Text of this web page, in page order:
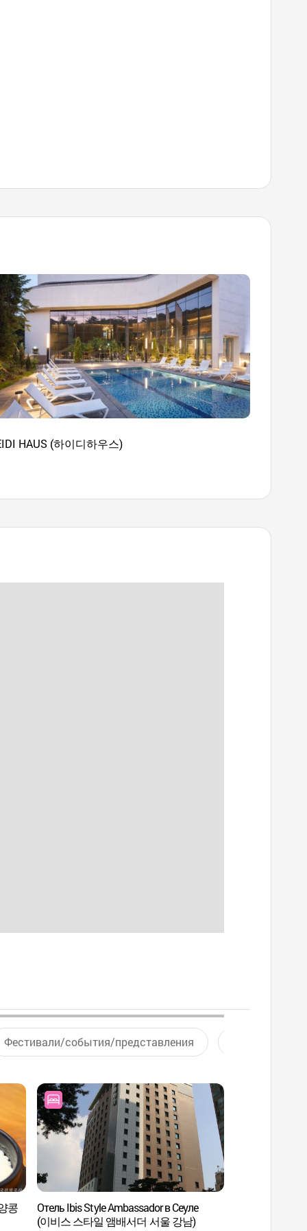
HAUS (하이디하우스)
Фестивали/события/представления
콩
Отель Ibis Style Ambassador в Сеуле
(이비스 스타일 앰배서더 서울 강남)